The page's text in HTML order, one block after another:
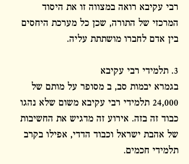
רבי עקיבא רואה במצווה זו את היסוד
המרכזי של התורה, שכן כל מערכת היחסים
בין אדם לחברו מושתתת עליה.
3. תלמידי רבי עקיבא
בגמרא יבמות סב, ב מסופר על מותם של
24,000 תלמידי רבי עקיבא משום שלא נהגו
כבוד זה בזה. אירוע זה מדגיש את החשיבות
של אהבת ישראל וכבוד הדדי, אפילו בקרב
תלמידי חכמים.